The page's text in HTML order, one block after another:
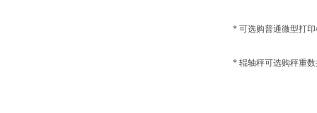
* 可选购普通微型打印
* 辊轴秤可选购秤重数